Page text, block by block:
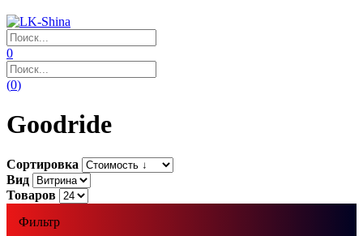
0
(0)
Goodride
Сортировка
Вид
Товаров
Фильтр